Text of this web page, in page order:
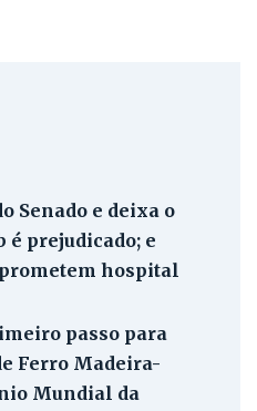
Senado e deixa o
é prejudicado; e
hospital
passo para
Ferro Madeira-
Mundial da